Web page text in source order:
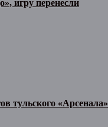
игру перенесли
тульского «Арсенала»